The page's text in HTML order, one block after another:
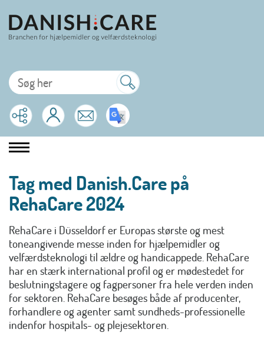
Tag med Danish.Care på
RehaCare 2024
RehaCare i Düsseldorf er Europas største og mest
toneangivende messe inden for hjælpemidler og
velfærdsteknologi til ældre og handicappede. RehaCare
har en stærk international profil og er mødestedet for
beslutningstagere og fagpersoner fra hele verden inden
for sektoren. RehaCare besøges både af producenter,
forhandlere og agenter samt sundheds-professionelle
indenfor hospitals- og plejesektoren.